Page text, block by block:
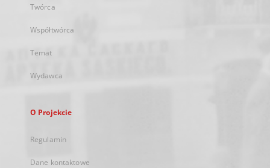
Twórca
Współtwórca
Temat
Wydawca
O Projekcie
Regulamin
Dane kontaktowe